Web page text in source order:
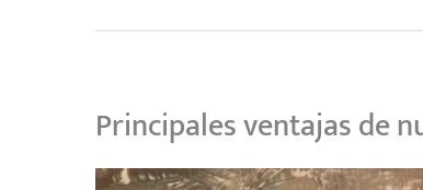
Principales ventajas de